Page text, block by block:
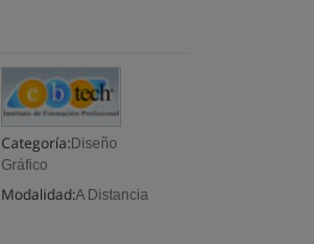
Categoría: Diseño
Gráfico
Modalidad:A Distancia